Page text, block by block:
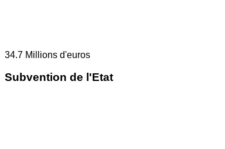
34.7 Millions d'euros
Subvention de l'Etat